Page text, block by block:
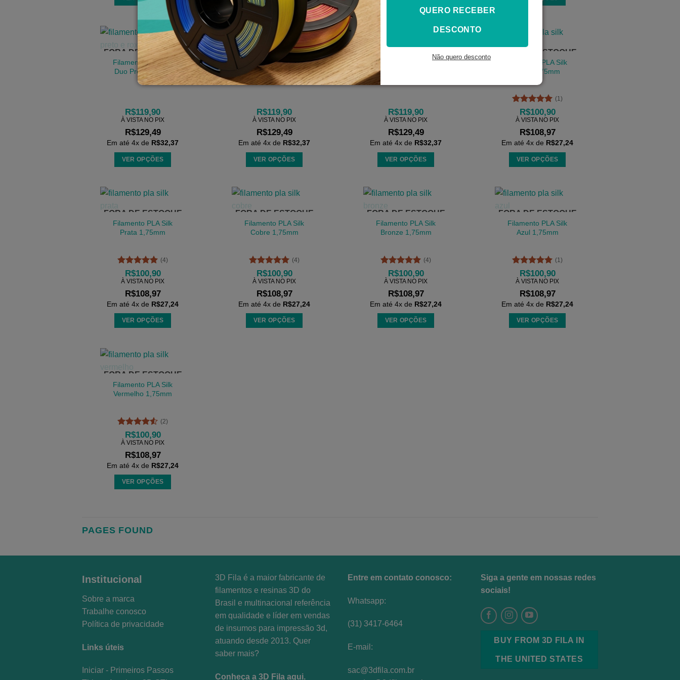
produto
tem
várias
variantes.
As
opções
escolhidas
página
produto
Este
produto
tem
várias
As
opções
escolhidas
página
produto
várias
variantes.
escolhidas
página
produto
tem
As
opções
ser
escolhidas
página
produto
FORA DE ESTOQUE
Filamento PLA Silk
Duo Preto e Roxo
R$119,90
À VISTA NO PIX
R$129,49
Em até 4x de R$32,37
VER OPÇÕES
tem
As
ser
escolhidas
página
do
produto
FORA DE ESTOQUE
Filamento PLA Silk
Duo Preto e
Dourado
R$119,90
À VISTA NO PIX
R$129,49
Em até 4x de R$32,37
VER OPÇÕES
tem
As
ser
escolhidas
página
do
produto
FORA DE ESTOQUE
Filamento PLA Silk
R$119,90
À VISTA NO PIX
R$129,49
Em até 4x de R$32,37
VER OPÇÕES
tem
As
ser
escolhidas
página
do
produto
FORA DE ESTOQUE
Filamento PLA Silk
Roxo 1,75mm
Avaliação5
de 5
(1)
R$100,90
À VISTA NO PIX
R$108,97
Em até 4x de R$27,24
VER OPÇÕES
tem
As
ser
escolhidas
página
do
produto
FORA DE ESTOQUE
Filamento PLA Silk
Prata 1,75mm
Avaliação5
de 5
(4)
R$100,90
À VISTA NO PIX
R$108,97
Em até 4x de R$27,24
VER OPÇÕES
tem
As
ser
escolhidas
página
do
produto
FORA DE ESTOQUE
Filamento PLA Silk
Cobre 1,75mm
Avaliação5
de 5
(4)
R$100,90
À VISTA NO PIX
R$108,97
Em até 4x de R$27,24
VER OPÇÕES
FORA DE ESTOQUE
Filamento PLA Silk
Bronze 1,75mm
Avaliação5
de 5
(4)
R$100,90
À VISTA NO PIX
R$108,97
Em até 4x de R$27,24
VER OPÇÕES
FORA DE ESTOQUE
Filamento PLA Silk
Azul 1,75mm
Avaliação5
de 5
(1)
R$100,90
À VISTA NO PIX
R$108,97
Em até 4x de R$27,24
VER OPÇÕES
FORA DE ESTOQUE
Filamento PLA Silk
Vermelho 1,75mm
Avaliação
4.5de 5
(2)
R$100,90
À VISTA NO PIX
R$108,97
Em até 4x de R$27,24
VER OPÇÕES
várias
na
página
PAGES FOUND
Institucional
Sobre a marca
Trabalhe conosco
Política de privacidade
Links úteis
Iniciar - Primeiros Passos
3D Fila é a maior fabricante de
filamentos e resinas 3D do
Brasil e multinacional referência
em qualidade e líder em vendas
de insumos para impressão 3d,
atuando desde 2013. Quer
saber mais?
Conheça a 3D Fila aqui.
Entre em contato conosco:
Whatsapp:
(31) 3417-6464
E-mail:
sac@3dfila.com.br
Siga a gente em nossas redes
sociais!
BUY FROM 3D FILA IN
THE UNITED STATES
QUERO RECEBER
DESCONTO
Não quero desconto